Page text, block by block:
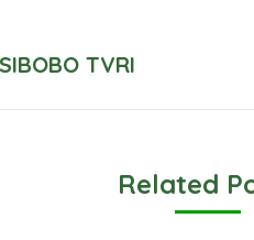
TVRI
Related